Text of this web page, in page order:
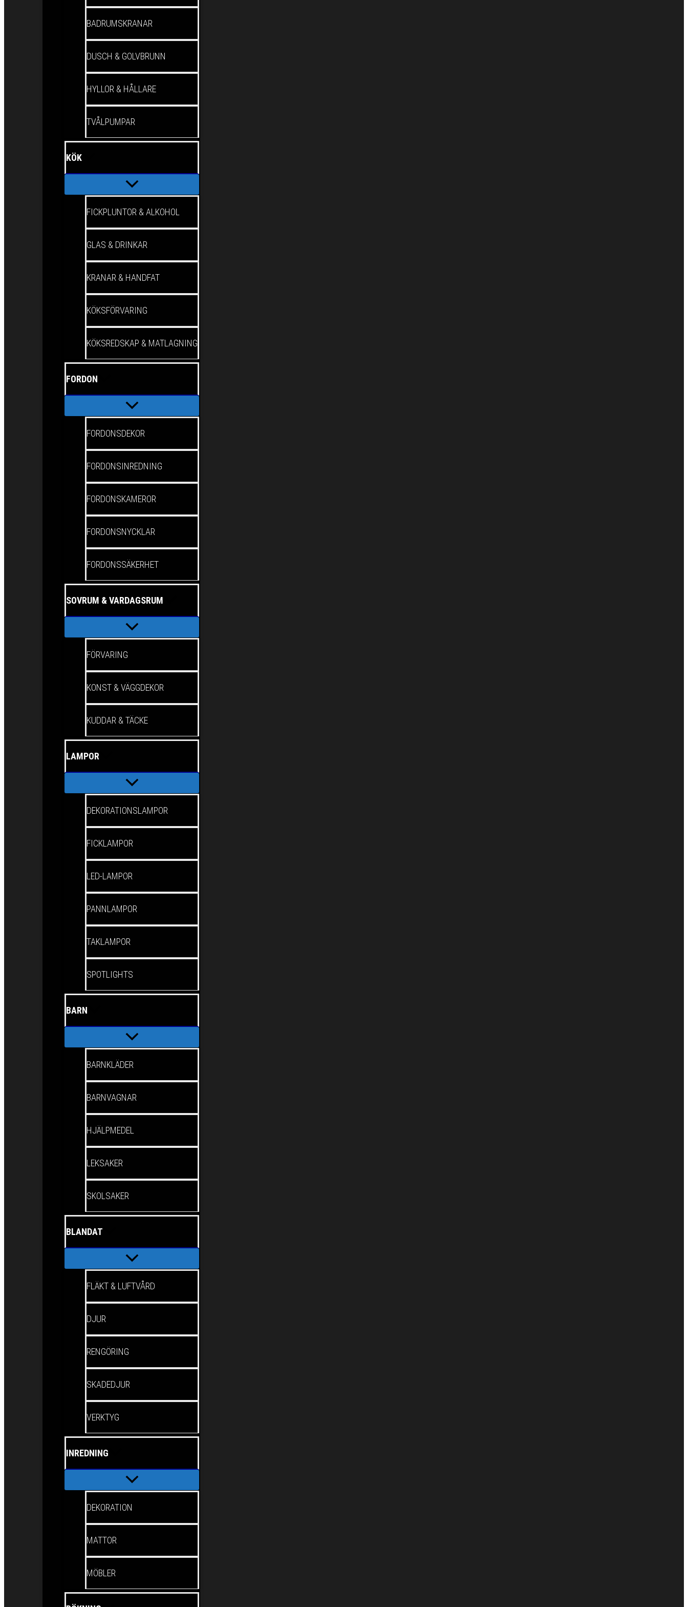
BADRUMSKRANAR
DUSCH & GOLVBRUNN
HYLLOR & HÅLLARE
TVÅLPUMPAR
KÖK
FICKPLUNTOR & ALKOHOL
GLAS & DRINKAR
KRANAR & HANDFAT
KÖKSFÖRVARING
KÖKSREDSKAP & MATLAGNING
FORDON
FORDONSDEKOR
FORDONSINREDNING
FORDONSKAMEROR
FORDONSNYCKLAR
FORDONSSÄKERHET
SOVRUM & VARDAGSRUM
FÖRVARING
KONST & VÄGGDEKOR
KUDDAR & TÄCKE
LAMPOR
DEKORATIONSLAMPOR
FICKLAMPOR
LED-LAMPOR
PANNLAMPOR
TAKLAMPOR
SPOTLIGHTS
BARN
BARNKLÄDER
BARNVAGNAR
HJÄLPMEDEL
LEKSAKER
SKOLSAKER
BLANDAT
FLÄKT & LUFTVÅRD
DJUR
RENGÖRING
SKADEDJUR
VERKTYG
INREDNING
DEKORATION
MATTOR
MÖBLER